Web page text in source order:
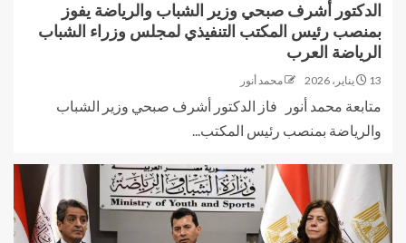
الدكتور أشرف صبحي وزير الشباب والرياضة يفوز
بمنصب رئيس المكتب التنفيذي لمجلس وزراء الشباب
الرياضة العرب
13 يناير، 2026 محمد أنور
متابعة محمد أنور فاز الدكتور أشرف صبحي وزير الشباب
والرياضة بمنصب رئيس المكتب...